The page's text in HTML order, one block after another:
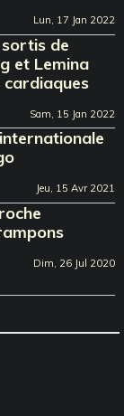
Lun, 17 Jan 2022
de
et Lemina
Sam, 15 Jan 2022
Jeu, 15 Avr 2021
Dim, 26 Jul 2020